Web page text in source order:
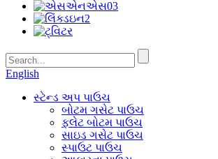
English
સ્ટેન્ડ અપ પાઉચ
બોટમ ગસેટ પાઉચ
ફ્લેટ બોટમ પાઉચ
સાઇડ ગસેટ પાઉચ
સ્પાઉટ પાઉચ